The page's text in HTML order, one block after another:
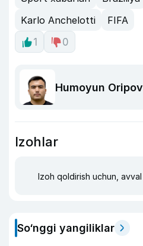
Karlo Anchelotti
FIFA
1
0
Humoyun Oripov
Izohlar
Izoh qoldirish uchun, avval
So‘nggi yangiliklar